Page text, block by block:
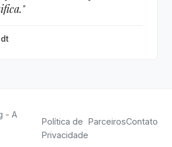
- A
Política de
Privacidade
ParceirosContato